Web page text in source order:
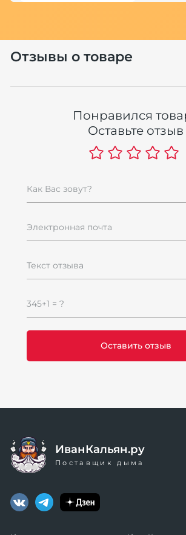
Отзывы о товаре
Понравился
Оставьте отзыв
Как Вас зовут?
Электронная почта
Текст отзыва
345+1 = ?
ИванКальян.ру
Поставщик дыма